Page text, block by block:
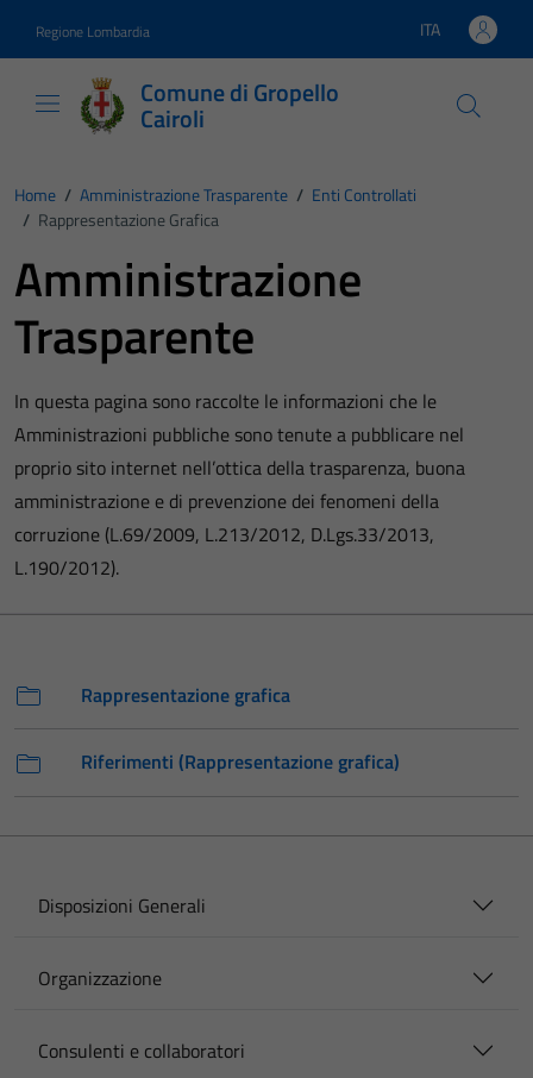
Regione Lombardia Lingua attiva:
ITA
Comune di Gropello
Cairoli
Home / Amministrazione Trasparente / Enti Controllati
/ Rappresentazione Grafica
Amministrazione
Trasparente
In questa pagina sono raccolte le informazioni che le
Amministrazioni pubbliche sono tenute a pubblicare nel
proprio sito internet nell’ottica della trasparenza, buona
amministrazione e di prevenzione dei fenomeni della
corruzione (L.69/2009, L.213/2012, D.Lgs.33/2013,
L.190/2012).
Rappresentazione grafica
Riferimenti (Rappresentazione grafica)
Disposizioni Generali
Organizzazione
Consulenti e collaboratori